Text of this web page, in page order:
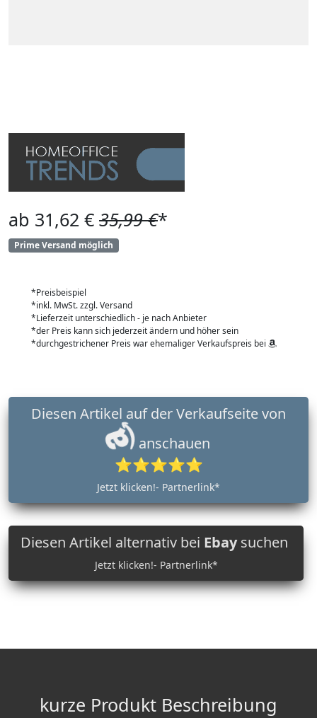
ab 31,62 € 35,99 €*
Prime Versand möglich
*Preisbeispiel
*inkl. MwSt. zzgl. Versand
*Lieferzeit unterschiedlich - je nach Anbieter
*der Preis kann sich jederzeit ändern und höher sein
*durchgestrichener Preis war ehemaliger Verkaufspreis bei
anschauen
⭐⭐⭐⭐⭐
Jetzt klicken!- Partnerlink*
Diesen Artikel alternativ bei Ebaysuchen
Jetzt klicken!- Partnerlink*
kurze Produkt Beschreibung